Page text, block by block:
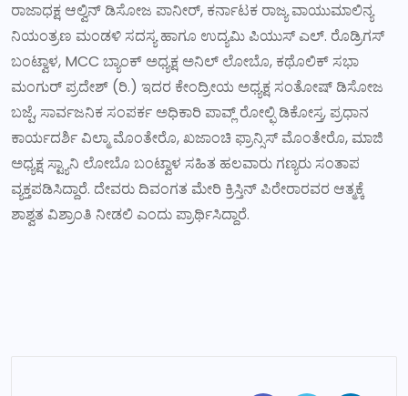
ರಾಜಾಧಕ್ಷ ಆಲ್ವಿನ್ ಡಿಸೋಜ ಪಾನೀರ್, ಕರ್ನಾಟಕ ರಾಜ್ಯ ವಾಯುಮಾಲಿನ್ಯ
ನಿಯಂತ್ರಣ ಮಂಡಳಿ ಸದಸ್ಯ ಹಾಗೂ ಉದ್ಯಮಿ ಪಿಯುಸ್ ಎಲ್. ರೊಡ್ರಿಗಸ್
ಬಂಟ್ವಾಳ, MCC ಬ್ಯಾಂಕ್ ಅಧ್ಯಕ್ಷ ಅನಿಲ್ ಲೋಬೊ, ಕಥೊಲಿಕ್ ಸಭಾ
ಮಂಗುರ್ ಪ್ರದೇಶ್ (ರಿ.) ಇದರ ಕೇಂದ್ರೀಯ ಅಧ್ಯಕ್ಷ ಸಂತೋಷ್ ಡಿಸೋಜ
ಬಜ್ಪೆ, ಸಾರ್ವಜನಿಕ ಸಂಪರ್ಕ ಅಧಿಕಾರಿ ಪಾವ್ಲ್ ರೋಲ್ಫಿ ಡಿಕೋಸ್ತ, ಪ್ರಧಾನ
ಕಾರ್ಯದರ್ಶಿ ವಿಲ್ಮಾ ಮೊಂತೇರೊ, ಖಜಾಂಚಿ ಫ್ರಾನ್ಸಿಸ್ ಮೊಂತೇರೊ, ಮಾಜಿ
ಅಧ್ಯಕ್ಷ ಸ್ಟ್ಯಾನಿ ಲೋಬೊ ಬಂಟ್ವಾಳ ಸಹಿತ ಹಲವಾರು ಗಣ್ಯರು ಸಂತಾಪ
ವ್ಯಕ್ತಪಡಿಸಿದ್ದಾರೆ. ದೇವರು ದಿವಂಗತ ಮೇರಿ ಕ್ರಿಸ್ತಿನ್ ಪಿರೇರಾರವರ ಆತ್ಮಕ್ಕೆ
ಶಾಶ್ವತ ವಿಶ್ರಾಂತಿ ನೀಡಲಿ ಎಂದು ಪ್ರಾರ್ಥಿಸಿದ್ದಾರೆ.